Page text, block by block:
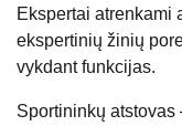
Ekspertai atrenkami
ekspertinių žinių
vykdant funkcijas.
Sportininkų atstovas